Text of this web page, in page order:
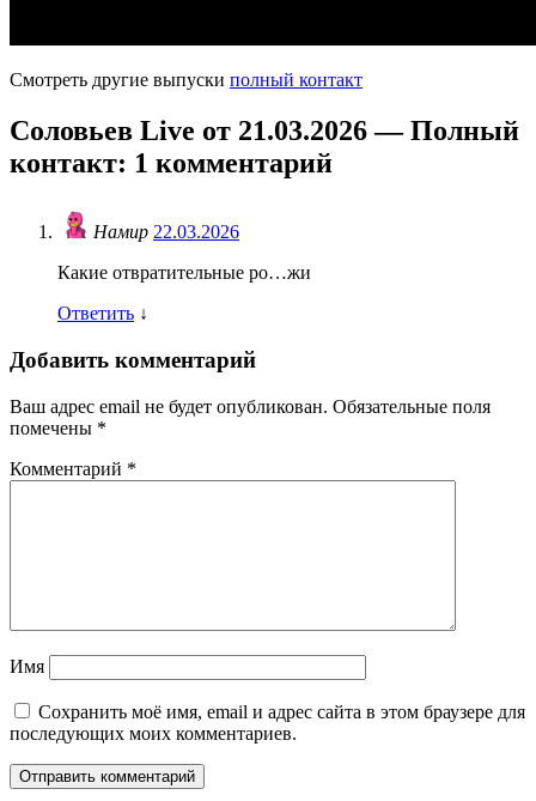
Смотреть другие выпуски полный контакт
Соловьев Live от 21.03.2026 — Полный
контакт: 1 комментарий
Намир 22.03.2026
Какие отвратительные ро…жи
Ответить ↓
Добавить комментарий
Ваш адрес email не будет опубликован. Обязательные поля
помечены *
Комментарий *
Имя
Сохранить моё имя, email и адрес сайта в этом браузере для
последующих моих комментариев.